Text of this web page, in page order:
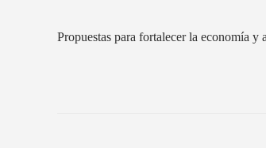
Propuestas para fortalecer la economía